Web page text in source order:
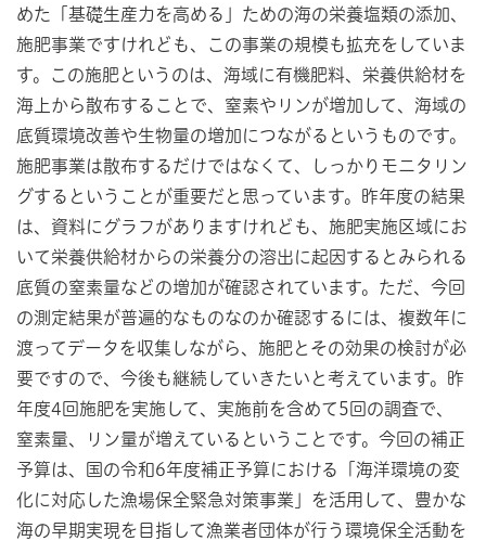
めた「基礎生産力を高める」ための海の栄養塩類の添加、
施肥事業ですけれども、この事業の規模も拡充をしていま
す。この施肥というのは、海域に有機肥料、栄養供給材を
海上から散布することで、窒素やリンが増加して、海域の
底質環境改善や生物量の増加につながるというものです。
施肥事業は散布するだけではなくて、しっかりモニタリン
グするということが重要だと思っています。昨年度の結果
は、資料にグラフがありますけれども、施肥実施区域にお
いて栄養供給材からの栄養分の溶出に起因するとみられる
底質の窒素量などの増加が確認されています。ただ、今回
の測定結果が普遍的なものなのか確認するには、複数年に
渡ってデータを収集しながら、施肥とその効果の検討が必
要ですので、今後も継続していきたいと考えています。昨
年度4回施肥を実施して、実施前を含めて5回の調査で、
窒素量、リン量が増えているということです。今回の補正
予算は、国の令和6年度補正予算における「海洋環境の変
化に対応した漁場保全緊急対策事業」を活用して、豊かな
海の早期実現を目指して漁業者団体が行う環境保全活動を